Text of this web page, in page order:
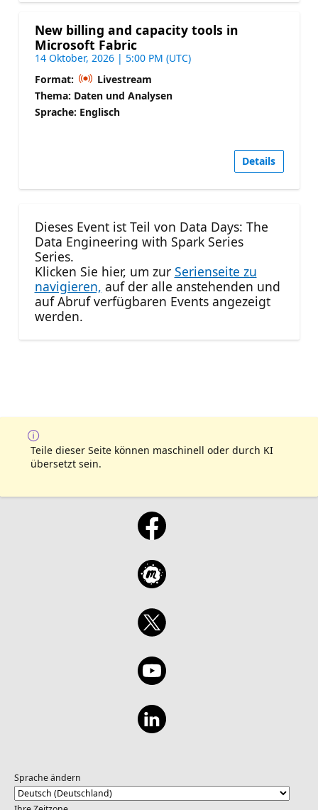
New billing and capacity tools in
Microsoft Fabric
14 Oktober, 2026 | 5:00 PM (UTC)
Format:
Livestream
Thema: Daten und Analysen
Sprache: Englisch
Details
Dieses Event ist Teil von Data Days: The
Data Engineering with Spark Series
Series.
Klicken Sie hier, um zur Serienseite zu
navigieren, auf der alle anstehenden und
auf Abruf verfügbaren Events angezeigt
werden.
Teile dieser Seite können maschinell oder durch KI
übersetzt sein.
Sprache ändern